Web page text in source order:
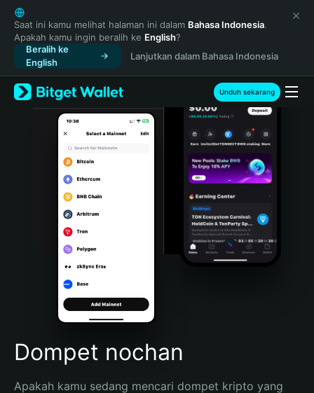
English
日本語
Tiếng Việt
Русский
Español (Latinoamérica)
Türkçe
Italiano
Português (Portugal)
Bahasa Indonesia
Português (Brasil)
Español (Argentina)
Saat ini kamu melihat halaman ini dalam Bahasa Indonesia.
Apakah kamu ingin beralih ke English?
Beralih ke
English
Lanjutkan dalam Bahasa Indonesia
Unduh sekarang
Dompet nochan
Apakah kamu sedang mencari dompet kripto yang